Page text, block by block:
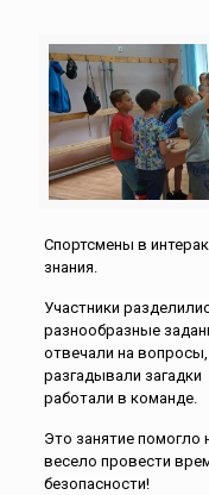
Спортсмены в
знания.
Участники
разнообразные
отвечали на вопросы,
разгадывали загадки
работали в команде.
Это занятие
весело провести
безопасности!